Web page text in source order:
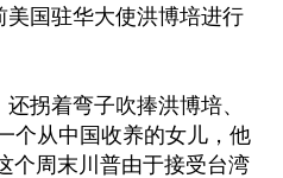
美国驻华大使洪博培进行
拐着弯子吹捧洪博培、
个从中国收养的女儿，他
个周末川普由于接受台湾